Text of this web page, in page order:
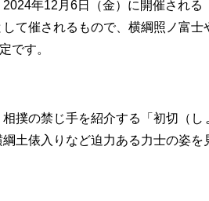
年12月6日（金）に開催される
て催されるもので、横綱照ノ富士
です。
撲の禁じ手を紹介する「初切（し
土俵入りなど迫力ある力士の姿を